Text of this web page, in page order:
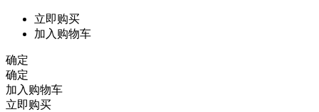
立即购买
加入购物车
确定
确定
加入购物车
立即购买